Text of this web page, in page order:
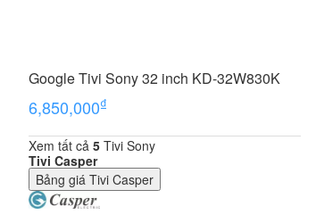
Google Tivi Sony 32 inch KD-32W830K
6,850,000₫
Xem tất cả 5 Tivi Sony
Tivi Casper
Bảng giá Tivi Casper